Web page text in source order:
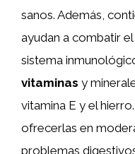
sanos. Además,
ayudan a combatir
sistema
vitaminas y
vitamina E y el
ofrecerlas en
problemas